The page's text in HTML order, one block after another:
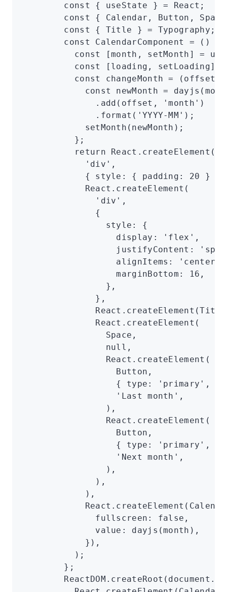
        const
{ useState } = React;
        const
{ Calendar , Button , Space
        const
{ Title } = Typography;
        const
CalendarComponent = ()
          const
[month , setMonth ] =
          const
[ loading , setLoading]
          const
changeMonth = (offset)
            const
newMonth = dayjs
              .add
(offset , 'month' )
              .format
( 'YYYY-MM' );
            setMonth
(newMonth);
          };
          return
React .createElement (
            'div'
,
            { style
: { padding : 20 } }
            React
.createElement (
              'div'
,
              {
                style
:
{
                  display
: 'flex' ,
                  justifyContent
:
                  alignItems
: 'center'
                  marginBottom
: 16 ,
                }
,
              }
,
              React
.createElement (Title
              React
.createElement (
                Space
,
                null
,
                React
.createElement (
                  Button
,
                  { type
: 'primary' ,
                  'Last month'
,
                )
,
                React
.createElement (
                  Button
,
                  { type
: 'primary' ,
                  'Next month'
,
                )
,
              )
,
            )
,
            React
.createElement
              fullscreen
: false ,
              value
: dayjs (month) ,
            })
,
          );
        };
        ReactDOM
.createRoot ( document